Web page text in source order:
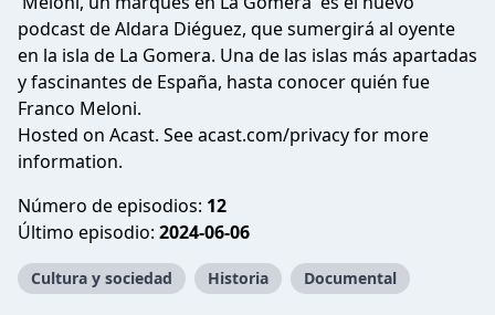
podcast de Aldara Diéguez, que sumergirá al oyente
en la isla de La Gomera. Una de las islas más apartadas
y fascinantes de España, hasta conocer quién fue
Franco Meloni.
Hosted on Acast. Seeacast.com/privacyfor more
information.
Número de episodios: 12
Último episodio: 2024-06-06
Cultura y sociedad Historia Documental